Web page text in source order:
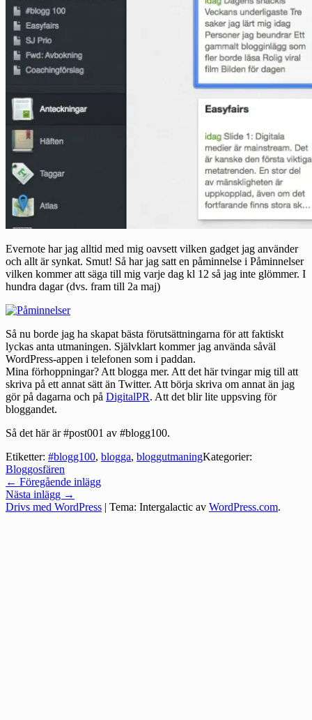
Evernote har jag alltid med mig oavsett vilken gadget jag använder
och allt är synkat. Smut! Så har jag satt en påminnelse i Påminnelser
vilken kommer att säga till mig varje dag kl 12 så jag inte glömmer. I
hundra dagar (dvs. fram till 2a maj)
Så nu borde jag ha skapat bästa förutsättningarna för att faktiskt
lyckas anta utmaningen. Självklart kommer jag använda såväl
WordPress-appen i telefonen som i paddan.
Mina förhoppningar? Att blogga mer. Att det här tvingar mig till att
skriva på ett annat sätt än Twitter. Att börja skriva om annat än jag
gör på dagarna och på DigitalPR. Att det blir lite uppsving för
bloggandet.
Så det här är #post001 av #blogg100.
Etiketter: #blogg100, blogga, bloggutmaningKategorier:
Bloggosfären
Inläggsnavigering
← Föregående inlägg
Nästa inlägg →
Drivs med WordPress | Tema: Intergalactic av WordPress.com.